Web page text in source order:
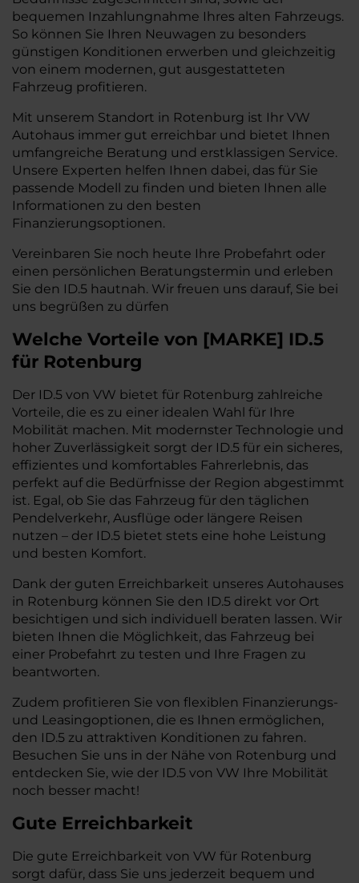
bequemen Inzahlungnahme Ihres alten Fahrzeugs.
So können Sie Ihren Neuwagen zu besonders
günstigen Konditionen erwerben und gleichzeitig
von einem modernen, gut ausgestatteten
Fahrzeug profitieren.
Mit unserem Standort in Rotenburg ist Ihr VW
Autohaus immer gut erreichbar und bietet Ihnen
umfangreiche Beratung und erstklassigen Service.
Unsere Experten helfen Ihnen dabei, das für Sie
passende Modell zu finden und bieten Ihnen alle
Informationen zu den besten
Finanzierungsoptionen.
Vereinbaren Sie noch heute Ihre Probefahrt oder
einen persönlichen Beratungstermin und erleben
Sie den ID.5 hautnah. Wir freuen uns darauf, Sie bei
uns begrüßen zu dürfen
Welche Vorteile von [MARKE] ID.5
für Rotenburg
Der ID.5 von VW bietet für Rotenburg zahlreiche
Vorteile, die es zu einer idealen Wahl für Ihre
Mobilität machen. Mit modernster Technologie und
hoher Zuverlässigkeit sorgt der ID.5 für ein sicheres,
effizientes und komfortables Fahrerlebnis, das
perfekt auf die Bedürfnisse der Region abgestimmt
ist. Egal, ob Sie das Fahrzeug für den täglichen
Pendelverkehr, Ausflüge oder längere Reisen
nutzen – der ID.5 bietet stets eine hohe Leistung
und besten Komfort.
Dank der guten Erreichbarkeit unseres Autohauses
in Rotenburg können Sie den ID.5 direkt vor Ort
besichtigen und sich individuell beraten lassen. Wir
bieten Ihnen die Möglichkeit, das Fahrzeug bei
einer Probefahrt zu testen und Ihre Fragen zu
beantworten.
Zudem profitieren Sie von flexiblen Finanzierungs-
und Leasingoptionen, die es Ihnen ermöglichen,
den ID.5 zu attraktiven Konditionen zu fahren.
Besuchen Sie uns in der Nähe von Rotenburg und
entdecken Sie, wie der ID.5 von VW Ihre Mobilität
noch besser macht!
Gute Erreichbarkeit
Die gute Erreichbarkeit von VW für Rotenburg
sorgt dafür, dass Sie uns jederzeit bequem und